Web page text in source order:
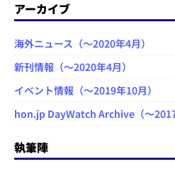
アーカイブ
海外ニュース（～2020年4月）
新刊情報（～2020年4月）
イベント情報（～2019年10月）
hon.jp DayWatch Archive（～2017
執筆陣